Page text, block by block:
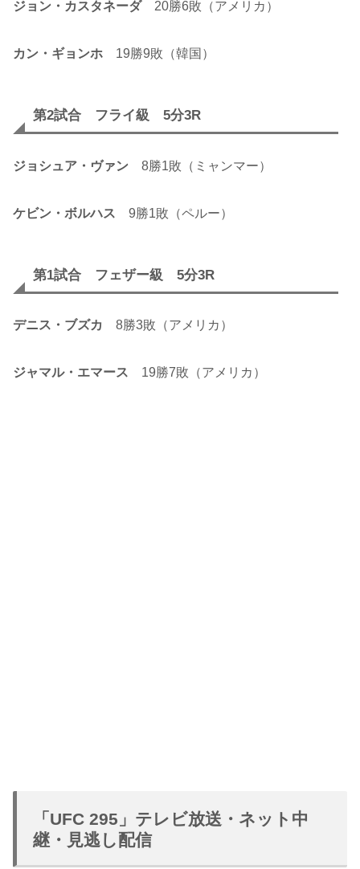
ジョン・カスタネーダ 20勝6敗（アメリカ）
カン・ギョンホ 19勝9敗（韓国）
第2試合 フライ級 5分3R
ジョシュア・ヴァン 8勝1敗（ミャンマー）
ケビン・ボルハス 9勝1敗（ペルー）
第1試合 フェザー級 5分3R
デニス・ブズカ 8勝3敗（アメリカ）
ジャマル・エマース 19勝7敗（アメリカ）
「UFC 295」テレビ放送・ネット中
継・見逃し配信